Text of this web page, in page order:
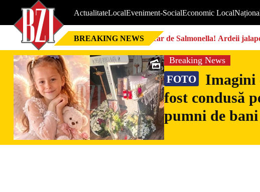
ActualitateLocalEveniment-SocialEconomic Local
BREAKING NEWS Focar de Salmonella! Ardeii
Breaking News
FOTO
Imagini
fost condusă
pumni de